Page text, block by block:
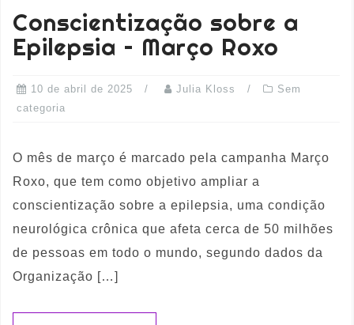
Conscientização sobre a
Epilepsia – Março Roxo
10 de abril de 2025 Julia Kloss
Sem
categoria
O mês de março é marcado pela campanha Março
Roxo, que tem como objetivo ampliar a
conscientização sobre a epilepsia, uma condição
neurológica crônica que afeta cerca de 50 milhões
de pessoas em todo o mundo, segundo dados da
Organização […]